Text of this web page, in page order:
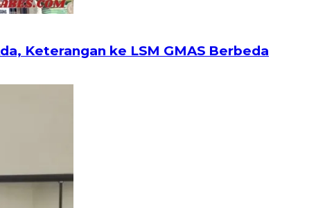
Keterangan ke LSM GMAS Berbeda